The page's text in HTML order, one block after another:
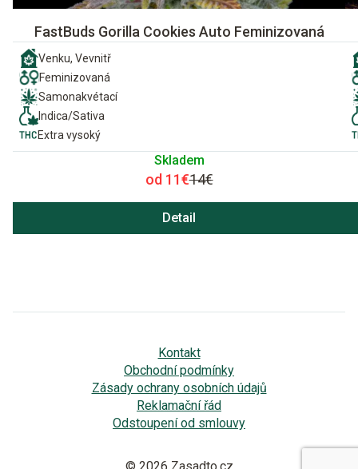
FastBuds Gorilla Cookies Auto Feminizovaná
Venku, Vevnitř
Feminizovaná
Samonakvétací
Indica/Sativa
Extra vysoký
Skladem
od 11€14€
Detail
Kontakt
Obchodní podmínky
Zásady ochrany osobních údajů
Reklamační řád
Odstoupení od smlouvy